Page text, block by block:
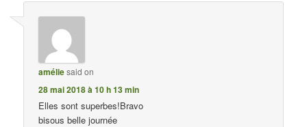
améliesaid on
28 mai 2018 à 10 h 13 min
Elles sont superbes!Bravo
bisous belle journée